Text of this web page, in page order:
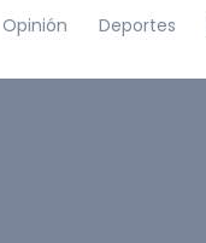
Opinión Deportes